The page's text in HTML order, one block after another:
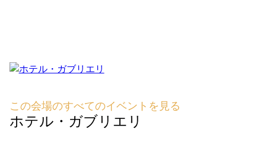
この会場のすべてのイベントを見る
ホテル・ガブリエリ